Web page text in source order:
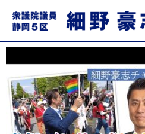
hqdefault.jpg
2023.05.18